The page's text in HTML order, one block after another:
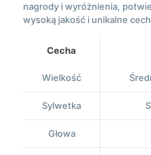
nagrody i wyróżnienia,
wysoką jakość i unikalne
Cecha
Wielkość
Sylwetka
Głowa